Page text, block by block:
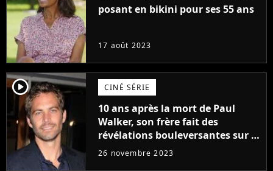
posant en bikini pour ses 55 ans
17 août 2023
player2 CINÉ SÉRIE
10 ans après la mort de Paul
Walker, son frère fait des
révélations bouleversantes sur la
réaction des acteurs de Fast and
26 novembre 2023